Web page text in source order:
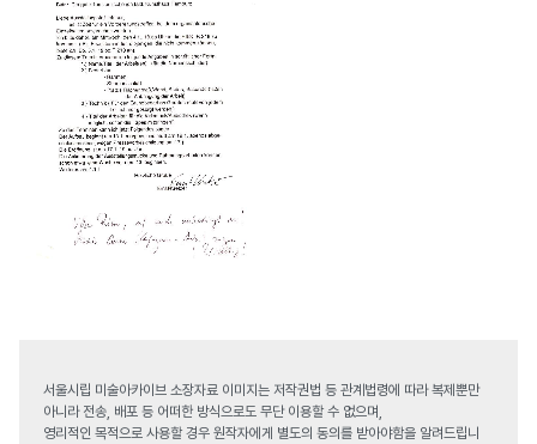
서울시립 미술아카이브 소장자료 이미지는 저작권법 등 관계법령에 따라 복제뿐만
아니라 전송, 배포 등 어떠한 방식으로도 무단 이용할 수 없으며,
영리적인 목적으로 사용할 경우 원작자에게 별도의 동의를 받아야함을 알려드립니